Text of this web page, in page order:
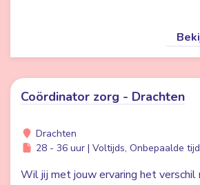
Coördinator zorg - Drachten
Drachten
28 - 36 uur | Voltijds, Onbepaalde tijd
Wil jij met jouw ervaring het verschil